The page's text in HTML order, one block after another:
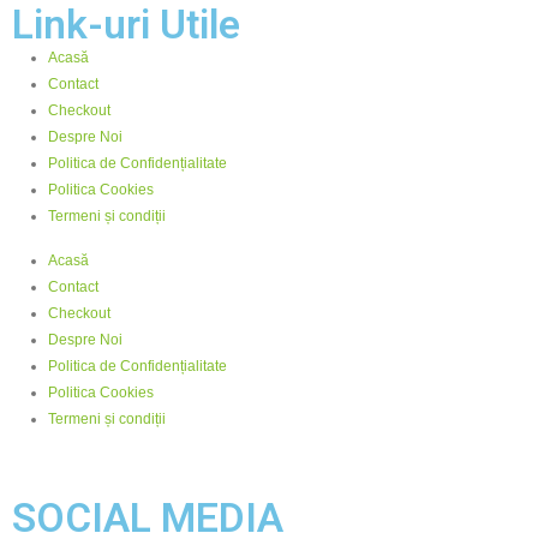
Link-uri Utile
Acasă
Contact
Checkout
Despre Noi
Politica de Confidențialitate
Politica Cookies
Termeni și condiții
Acasă
Contact
Checkout
Despre Noi
Politica de Confidențialitate
Politica Cookies
Termeni și condiții
SOCIAL MEDIA